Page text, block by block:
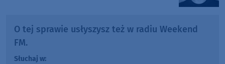
O tej sprawie usłyszysz też w radiu Weekend
FM.
Słuchaj w: